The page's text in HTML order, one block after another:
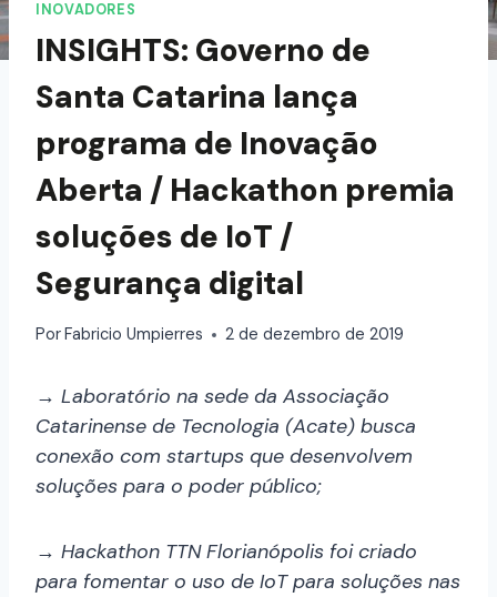
INOVADORES
INSIGHTS: Governo de
Santa Catarina lança
programa de Inovação
Aberta / Hackathon premia
soluções de IoT /
Segurança digital
PorFabricio Umpierres 2 de dezembro de 2019
→ Laboratório na sede da Associação
Catarinense de Tecnologia (Acate) busca
conexão com startups que desenvolvem
soluções para o poder público;
→ Hackathon TTN Florianópolis foi criado
para fomentar o uso de IoT para soluções nas